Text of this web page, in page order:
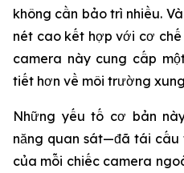
không cần bảo trì nhiều.
nét cao kết hợp với cơ
camera này cung cấp
tiết hơn về môi trường
Những yếu tố cơ bản
năng quan sát—đã tái
của mỗi chiếc camera